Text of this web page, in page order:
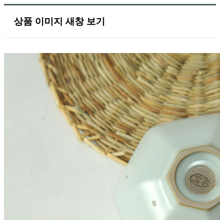
상품 이미지 새창 보기